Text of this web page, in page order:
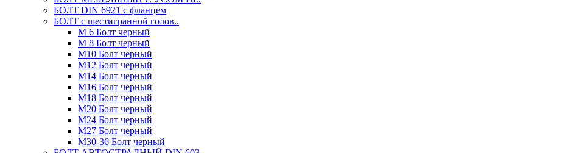
БОЛТ DIN 6921 c фланцем
БОЛТ с шестигранной голов..
М 6 Болт черный
М 8 Болт черный
М10 Болт черный
М12 Болт черный
М14 Болт черный
М16 Болт черный
М18 Болт черный
М20 Болт черный
М24 Болт черный
М27 Болт черный
М30-36 Болт черный